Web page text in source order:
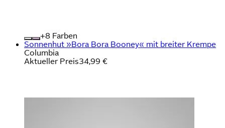
+
Farben
Sonnenhut »Bora Bora Booney« mit breiter Krempe
Columbia
Aktueller Preis34,99 €